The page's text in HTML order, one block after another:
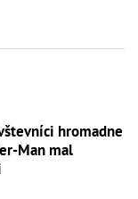
hromadne
Man mal